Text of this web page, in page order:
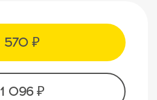
570 ₽
1 096 ₽